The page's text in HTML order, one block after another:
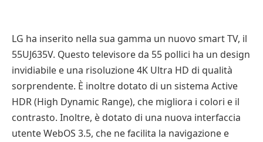
LG ha inserito nella sua gamma un nuovo smart TV, il
55UJ635V. Questo televisore da 55 pollici ha un design
invidiabile e una risoluzione 4K Ultra HD di qualità
sorprendente. È inoltre dotato di un sistema Active
HDR (High Dynamic Range), che migliora i colori e il
contrasto. Inoltre, è dotato di una nuova interfaccia
utente WebOS 3.5, che ne facilita la navigazione e